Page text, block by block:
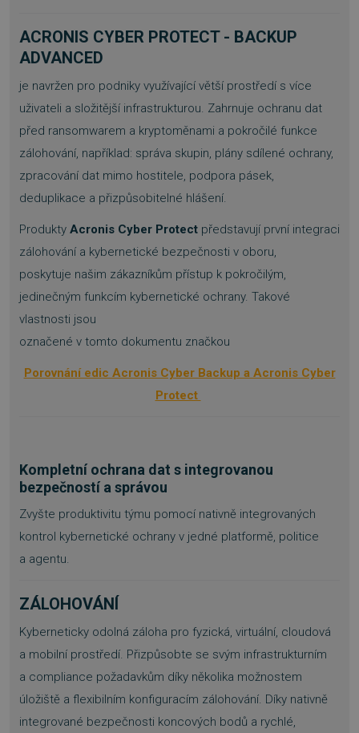
ACRONIS CYBER PROTECT - BACKUP
ADVANCED
je navržen pro podniky využívající větší prostředí s více
uživateli a složitější infrastrukturou. Zahrnuje ochranu dat
před ransomwarem a kryptoměnami a pokročilé funkce
zálohování, například: správa skupin, plány sdílené ochrany,
zpracování dat mimo hostitele, podpora pásek,
deduplikace a přizpůsobitelné hlášení.
Produkty Acronis Cyber Protect představují první integraci
zálohování a kybernetické bezpečnosti v oboru,
poskytuje našim zákazníkům přístup k pokročilým,
jedinečným funkcím kybernetické ochrany. Takové
vlastnosti jsou
označené v tomto dokumentu značkou
Porovnání edic Acronis Cyber Backup a Acronis Cyber
Protect
Kompletní ochrana dat s integrovanou
bezpečností a správou
Zvyšte produktivitu týmu pomocí nativně integrovaných
kontrol kybernetické ochrany v jedné platformě, politice
a agentu.
ZÁLOHOVÁNÍ
Kyberneticky odolná záloha pro fyzická, virtuální, cloudová
a mobilní prostředí. Přizpůsobte se svým infrastrukturním
a compliance požadavkům díky několika možnostem
úložiště a flexibilním konfiguracím zálohování. Díky nativně
integrované bezpečnosti koncových bodů a rychlé,